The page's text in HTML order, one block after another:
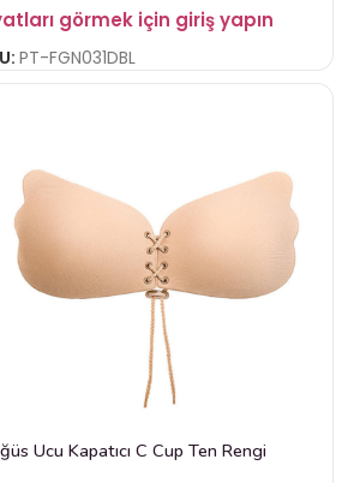
görmek için giriş yapın
PT-FGN031DBL
Ucu Kapatıcı C Cup Ten Rengi